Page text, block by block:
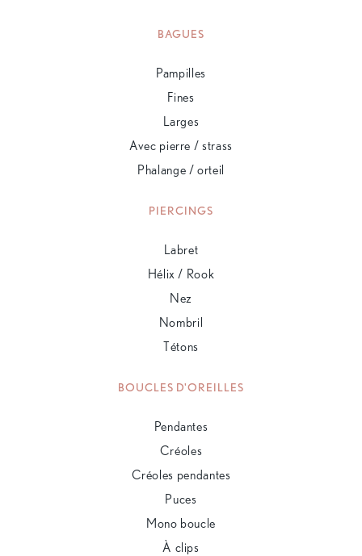
BAGUES
Pampilles
Fines
Larges
Avec pierre / strass
Phalange / orteil
PIERCINGS
Labret
Hélix / Rook
Nez
Nombril
Tétons
BOUCLES D'OREILLES
Pendantes
Créoles
Créoles pendantes
Puces
Mono boucle
À clips